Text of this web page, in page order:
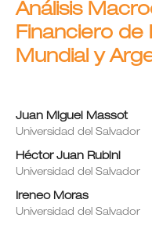
Análisis
Financiero de
Mundial y
Juan Miguel Massot
Universidad del Salvador
Héctor Juan Rubini
Universidad del Salvador
Ireneo Moras
Universidad del Salvador